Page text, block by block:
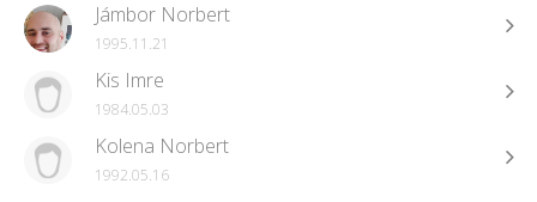
Jámbor Norbert
1995.11.21
Kis Imre
1984.05.03
Kolena Norbert
1992.05.16